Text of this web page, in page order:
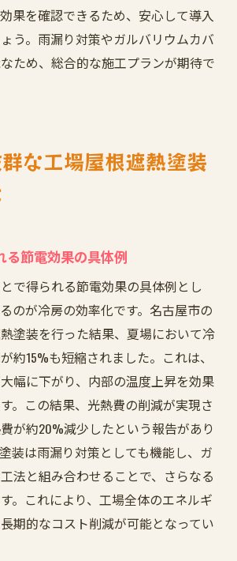
果を確認できるため、安心して導入
う。雨漏り対策やガルバリウムカバ
ため、総合的な施工プランが期待で
な工場屋根遮熱塗装
る節電効果の具体例
で得られる節電効果の具体例とし
のが冷房の効率化です。名古屋市の
塗装を行った結果、夏場において冷
約15%も短縮されました。これは、
幅に下がり、内部の温度上昇を効果
。この結果、光熱費の削減が実現さ
が約20%減少したという報告があり
装は雨漏り対策としても機能し、ガ
法と組み合わせることで、さらなる
。これにより、工場全体のエネルギ
期的なコスト削減が可能となってい